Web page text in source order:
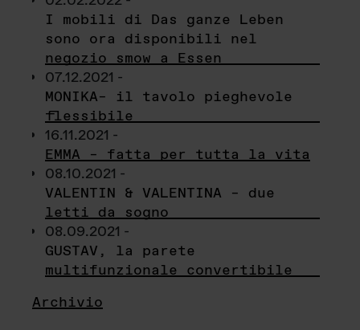
I mobili di Das ganze Leben
sono ora disponibili nel
negozio smow a Essen
07.12.2021 -
MONIKA– il tavolo pieghevole
flessibile
16.11.2021 -
EMMA – fatta per tutta la vita
08.10.2021 -
VALENTIN & VALENTINA – due
letti da sogno
08.09.2021 -
GUSTAV, la parete
multifunzionale convertibile
Archivio